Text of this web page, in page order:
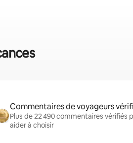
Commentaires de voyageurs
Plus de 22 490 commentaires vérifiés
aider à choisir